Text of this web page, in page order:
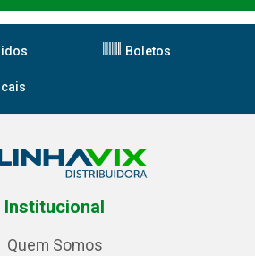
Boletos
Institucional
Quem Somos